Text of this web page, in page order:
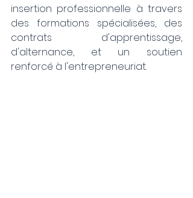
insertion professionnelle à travers
des formations spécialisées, des
contrats d'apprentissage,
d'alternance, et un soutien
renforcé à l'entrepreneuriat.